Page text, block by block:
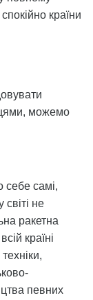
країни
можемо
себе самі,
не
ракетна
країні
певних